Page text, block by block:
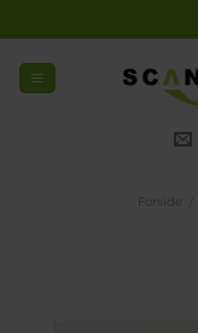
Forside